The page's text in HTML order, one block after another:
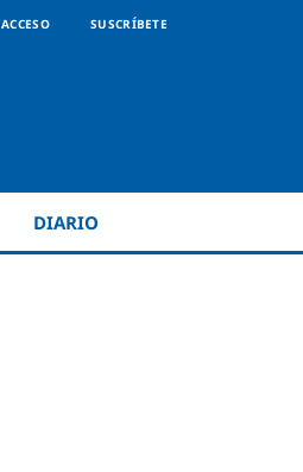
ACCESO SUSCRÍBETE
DIARIO